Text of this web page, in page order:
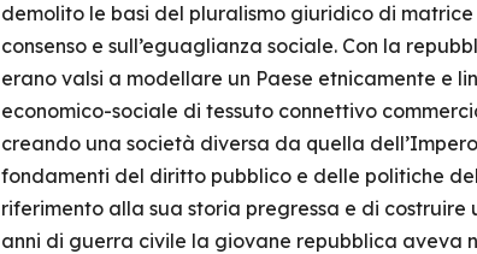
demolito le basi del pluralismo giuridico di
consenso e sull’eguaglianza sociale. Con la
erano valsi a modellare un Paese etnicamente e
economico-sociale di tessuto connettivo
creando una società diversa da quella
fondamenti del diritto pubblico e delle politiche
riferimento alla sua storia pregressa e di costruire
anni di guerra civile la giovane repubblica aveva